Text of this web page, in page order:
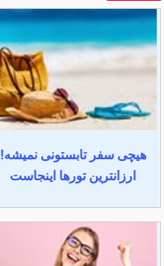
هیچی سفر تابستونی نمیشه!
ارزانترین تورها اینجاست